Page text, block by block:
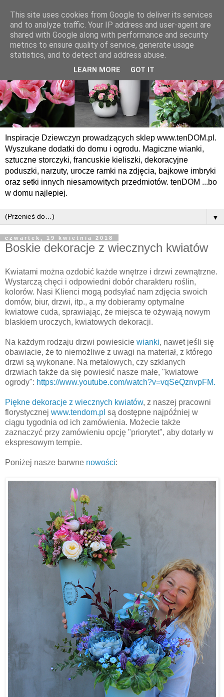
Inspiracje Dziewczyn prowadzących sklep www.tenDOM.pl.
Wyszukane dodatki do domu i ogrodu. Magiczne wianki,
sztuczne storczyki, francuskie kieliszki, dekoracyjne
poduszki, narzuty, urocze ramki na zdjęcia, bajkowe imbryki
oraz setki innych niesamowitych przedmiotów. tenDOM ...bo
w domu najlepiej.
▼
czwartek, 19 kwietnia 2018
Boskie dekoracje z wiecznych kwiatów
Kwiatami można ozdobić każde wnętrze i drzwi zewnątrzne.
Wystarczą chęci i odpowiedni dobór charakteru roślin,
kolorów. Nasi Klienci mogą podsyłać nam zdjęcia swoich
domów, biur, drzwi, itp., a my dobieramy optymalne
kwiatowe cuda, sprawiając, że miejsca te ożywają nowym
blaskiem uroczych, kwiatowych dekoracji.
Na każdym rodzaju drzwi powiesicie wianki, nawet jeśli się
obawiacie, że to niemożliwe z uwagi na materiał, z którego
drzwi są wykonane. Na metalowych, czy szklanych
drzwiach także da się powiesić nasze małe, "kwiatowe
ogrody": https://www.youtube.com/watch?v=vqSeQznvpFM.
Piękne dekoracje z wiecznych kwiatów, z naszej pracowni
florystycznej www.tendom.pl są dostępne najpóźniej w
ciągu tygodnia od ich zamówienia. Możecie także
zaznaczyć przy zamówieniu opcję "priorytet", aby dotarły w
ekspresowym tempie.
Poniżej nasze barwne nowości:
This site uses cookies from Google to deliver its services
and to analyze traffic. Your IP address and user-agent are
shared with Google along with performance and security
metrics to ensure quality of service, generate usage
statistics, and to detect and address abuse.
LEARN MORE GOT IT